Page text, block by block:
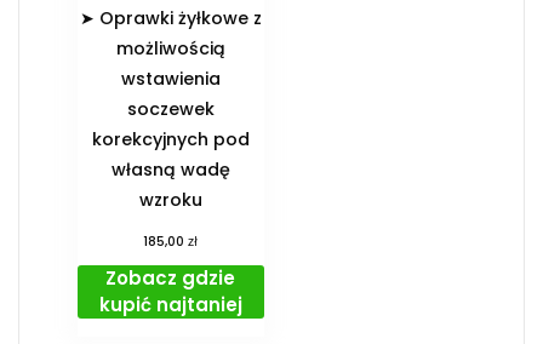
➤ Oprawki żyłkowe z
możliwością
wstawienia
soczewek
korekcyjnych pod
własną wadę
wzroku
185,00zł
Zobacz gdzie
kupić najtaniej